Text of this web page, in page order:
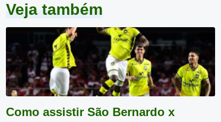
Veja também
Como assistir São Bernardo x